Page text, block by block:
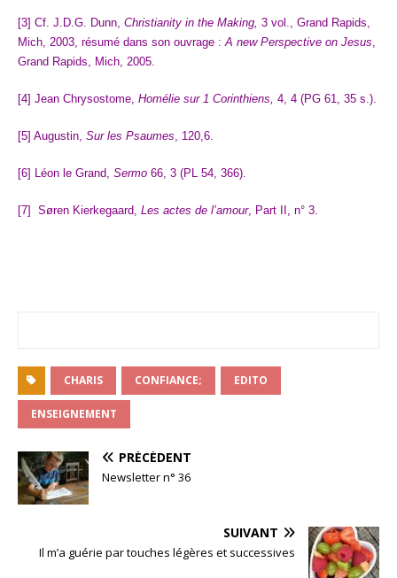
[3] Cf. J.D.G. Dunn, Christianity in the Making, 3 vol., Grand Rapids,
Mich, 2003, résumé dans son ouvrage :A new Perspective on Jesus,
Grand Rapids, Mich, 2005.
[4] Jean Chrysostome, Homélie sur 1 Corinthiens, 4, 4 (PG 61, 35 s.).
[5] Augustin, Sur les Psaumes, 120,6.
[6] Léon le Grand, Sermo 66, 3 (PL 54, 366).
[7] Søren Kierkegaard, Les actes de l’amour, Part II, n° 3.
CHARIS CONFIANCE; EDITO
ENSEIGNEMENT
PRÉCÉDENT
Newsletter n° 36
SUIVANT
Il m’a guérie par touches légères et successives